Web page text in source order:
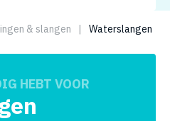
& slangen | Waterslangen
HEBT VOOR